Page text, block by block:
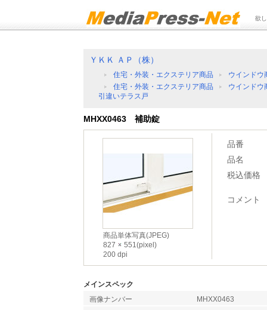
欲
ＹＫＫ ＡＰ（株）
住宅・外装・エクステリア商品
ウインドウ
住宅・外装・エクステリア商品
ウインドウ
引違いテラス戸
MHXX0463 補助錠
商品単体写真(JPEG)
827
551(pixel)
200 dpi
品番
品名
税込価格
コメント
メインスペック
画像ナンバー
MHXX0463